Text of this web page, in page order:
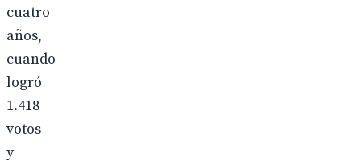
cuatro
años,
cuando
logró
1.418
votos
y